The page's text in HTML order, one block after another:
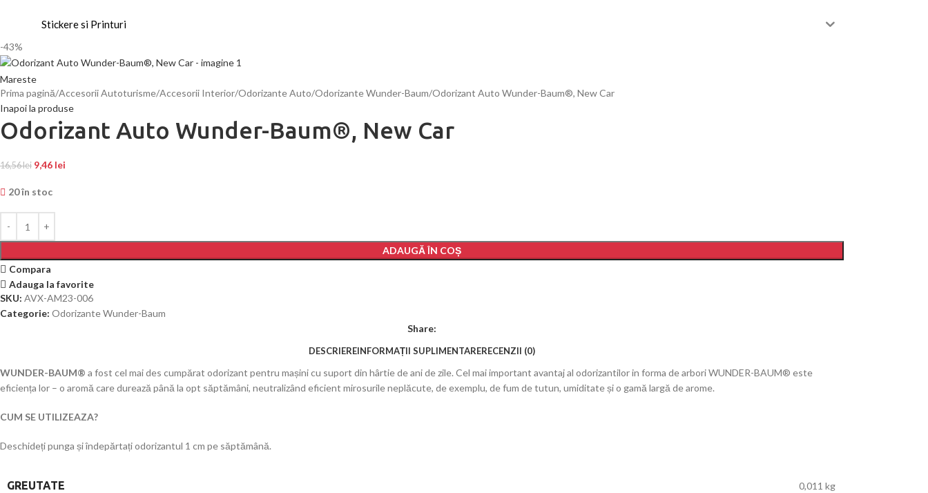
Stickere si Printuri
-43%
Mareste
Prima pagină Accesorii Autoturisme Accesorii Interior Odorizante Auto Odorizante Wunder-Baum Odorizant Auto Wunder-Baum®, New Car
Inapoi la produse
Odorizant Auto Wunder-Baum®, New Car
16,56lei 9,46 lei
20 în stoc
ADAUGĂ ÎN COȘ
Compara
Adauga la favorite
SKU: AVX-AM23-006
Categorie: Odorizante Wunder-Baum
Share:
DESCRIEREINFORMAȚII SUPLIMENTARERECENZII (0)
WUNDER-BAUM® a fost cel mai des cumpărat odorizant pentru mașini cu suport din hârtie de ani de zile. Cel mai important avantaj al odorizantilor in forma de arbori WUNDER-BAUM® este
eficiența lor – o aromă care durează până la opt săptămâni, neutralizând eficient mirosurile neplăcute, de exemplu, de fum de tutun, umiditate și o gamă largă de arome.
CUM SE UTILIZEAZA?
Deschideți punga și îndepărtați odorizantul 1 cm pe săptămână.
GREUTATE 0,011 kg